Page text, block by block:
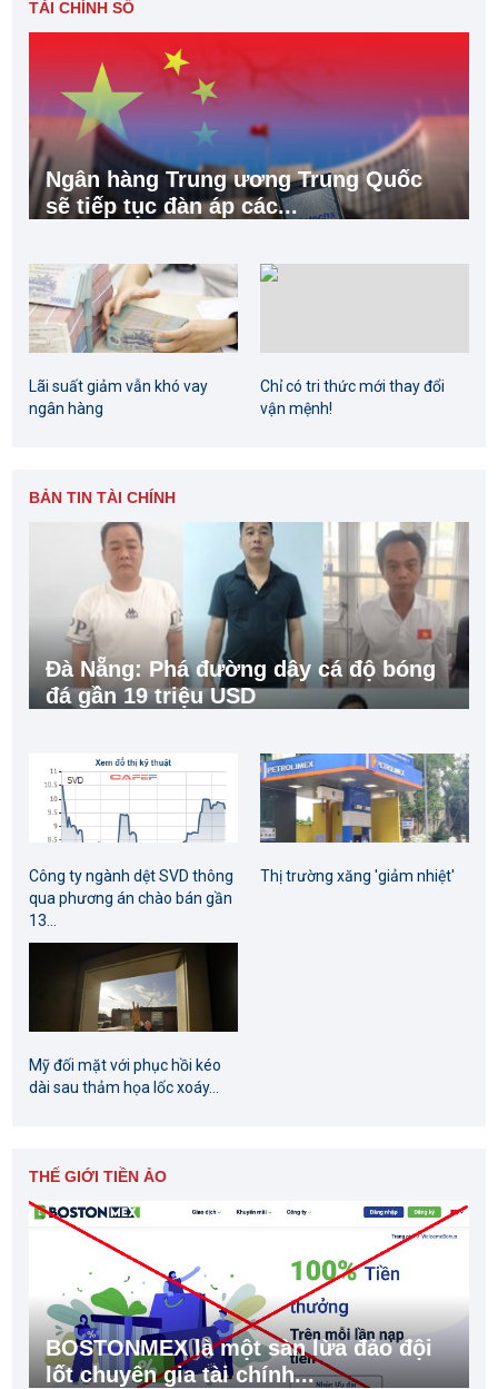
TÀI CHÍNH SỐ
Ngân hàng Trung ương Trung Quốc
sẽ tiếp tục đàn áp các...
Lãi suất giảm vẫn khó vay
ngân hàng
Chỉ có tri thức mới thay đổi
vận mệnh!
BẢN TIN TÀI CHÍNH
Đà Nẵng: Phá đường dây cá độ bóng
đá gần 19 triệu USD
Công ty ngành dệt SVD thông
qua phương án chào bán gần
13...
Thị trường xăng 'giảm nhiệt'
Mỹ đối mặt với phục hồi kéo
dài sau thảm họa lốc xoáy...
THẾ GIỚI TIỀN ẢO
BOSTONMEX là một sàn lừa đảo đội
lốt chuyên gia tài chính...